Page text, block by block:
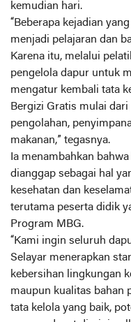
kemudian hari.
‎“Beberapa kejadian
menjadi pelajaran dan
Karena itu, melalui
pengelola dapur untuk
mengatur kembali tata
Bergizi Gratis mulai
pengolahan,
makanan,” tegasnya.
‎Ia menambahkan
dianggap sebagai hal
kesehatan dan
terutama peserta didik
Program MBG.
‎“Kami ingin seluruh
Selayar menerapkan
kebersihan lingkungan
maupun kualitas bahan
tata kelola yang baik,